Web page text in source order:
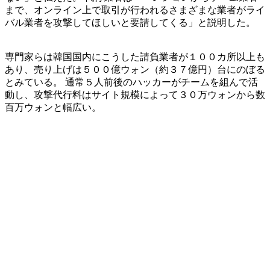
まで、オンライン上で取引が行われるさまざまな業者がライ
バル業者を攻撃してほしいと要請してくる」と説明した。
専門家らは韓国国内にこうした請負業者が１００カ所以上も
あり、売り上げは５００億ウォン（約３７億円）台にのぼる
とみている。 通常５人前後のハッカーがチームを組んで活
動し、攻撃代行料はサイト規模によって３０万ウォンから数
百万ウォンと幅広い。